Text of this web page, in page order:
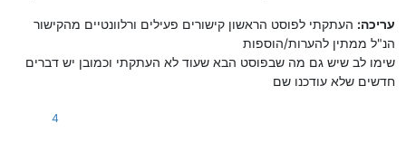
עריכה: העתקתי לפוסט הראשון קישורים פעילים ורלוונטיים מהקישור
הנ"ל ממתין להערות/הוספות
שימו לב שיש גם מה שבפוסט הבא שעוד לא העתקתי וכמובן יש דברים
חדשים שלא עודכנו שם
4